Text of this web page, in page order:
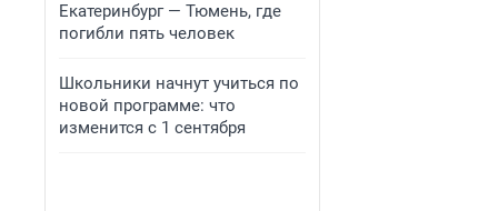
Екатеринбург — Тюмень, где
погибли пять человек
Школьники начнут учиться по
новой программе: что
изменится с 1 сентября